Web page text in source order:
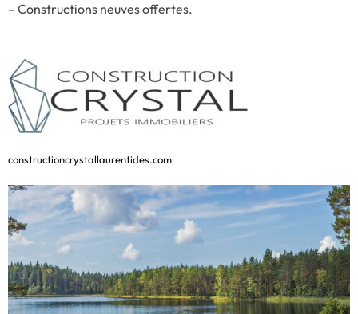
– Constructions neuves offertes.
constructioncrystallaurentides.com